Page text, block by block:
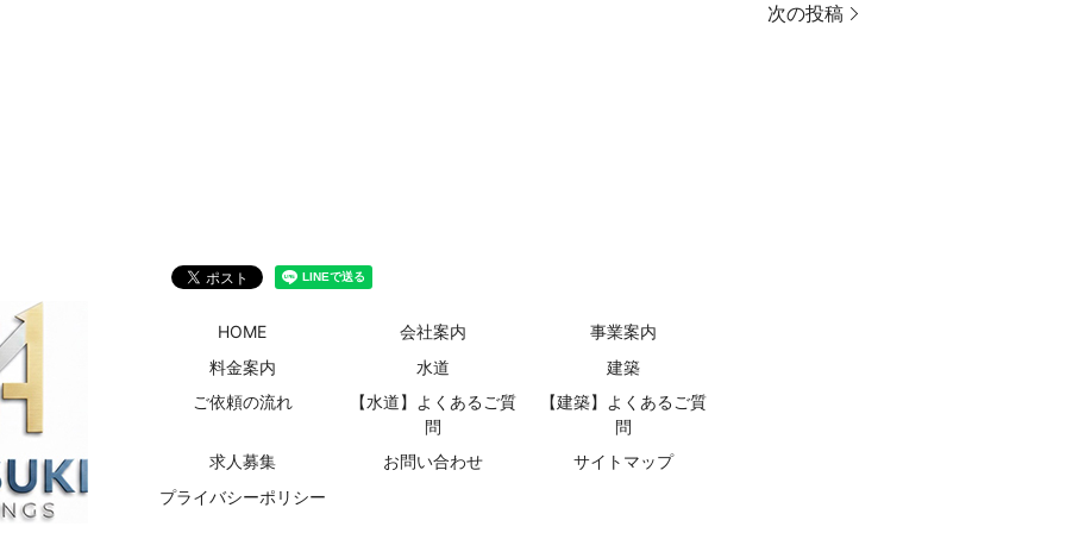
次の投稿
HOME 会社案内
事業案内
料金案内
水道
建築
ご依頼の流れ
【水道】よくあるご質
問
【建築】よくあるご質
問
求人募集
お問い合わせ
サイトマップ
プライバシーポリシー